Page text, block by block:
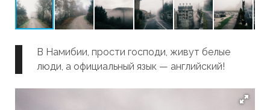
В Намибии, прости господи, живут белые
люди, а официальный язык — английский!